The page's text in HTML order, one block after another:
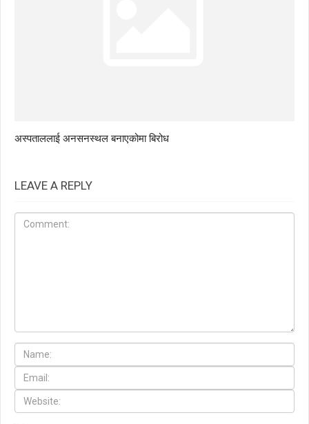
अस्पताललाई अनसनस्थल बनाएकोमा बिरोध
LEAVE A REPLY